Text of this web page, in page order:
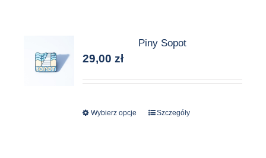
Piny Sopot
29,00zł
Wybierz opcje
TenSzczegóły